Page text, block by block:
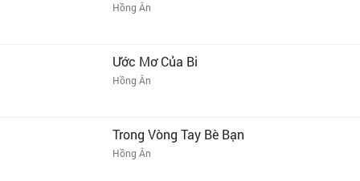
Hồng Ân
Ước Mơ Của Bi
Hồng Ân
Trong Vòng Tay Bè Bạn
Hồng Ân